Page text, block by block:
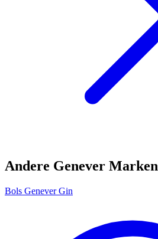
Andere Genever Marken
Bols Genever Gin